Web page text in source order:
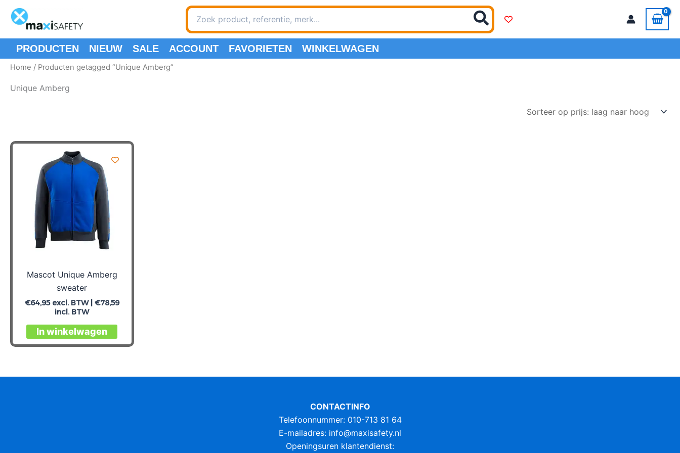
naar
inhoud
Zoeken
naar:
PRODUCTEN NIEUW SALE ACCOUNT FAVORIETEN WINKELWAGEN
Home / Producten getagged “Unique Amberg”
Unique Amberg
Mascot Unique Amberg
sweater
€64,95excl. BTW | €78,59
incl. BTW
In winkelwagen
Dit
product
variaties.
CONTACTINFO
Telefoonnummer: 010-713 81 64
E-mailadres: info@maxisafety.nl
Openingsuren klantendienst: